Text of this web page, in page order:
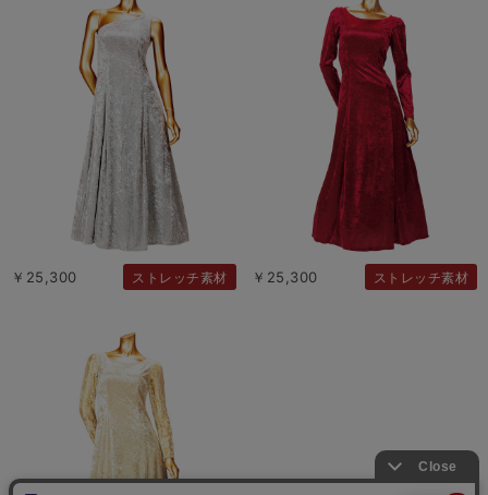
￥25,300 ストレッチ素材 ￥25,300 ストレッチ素材